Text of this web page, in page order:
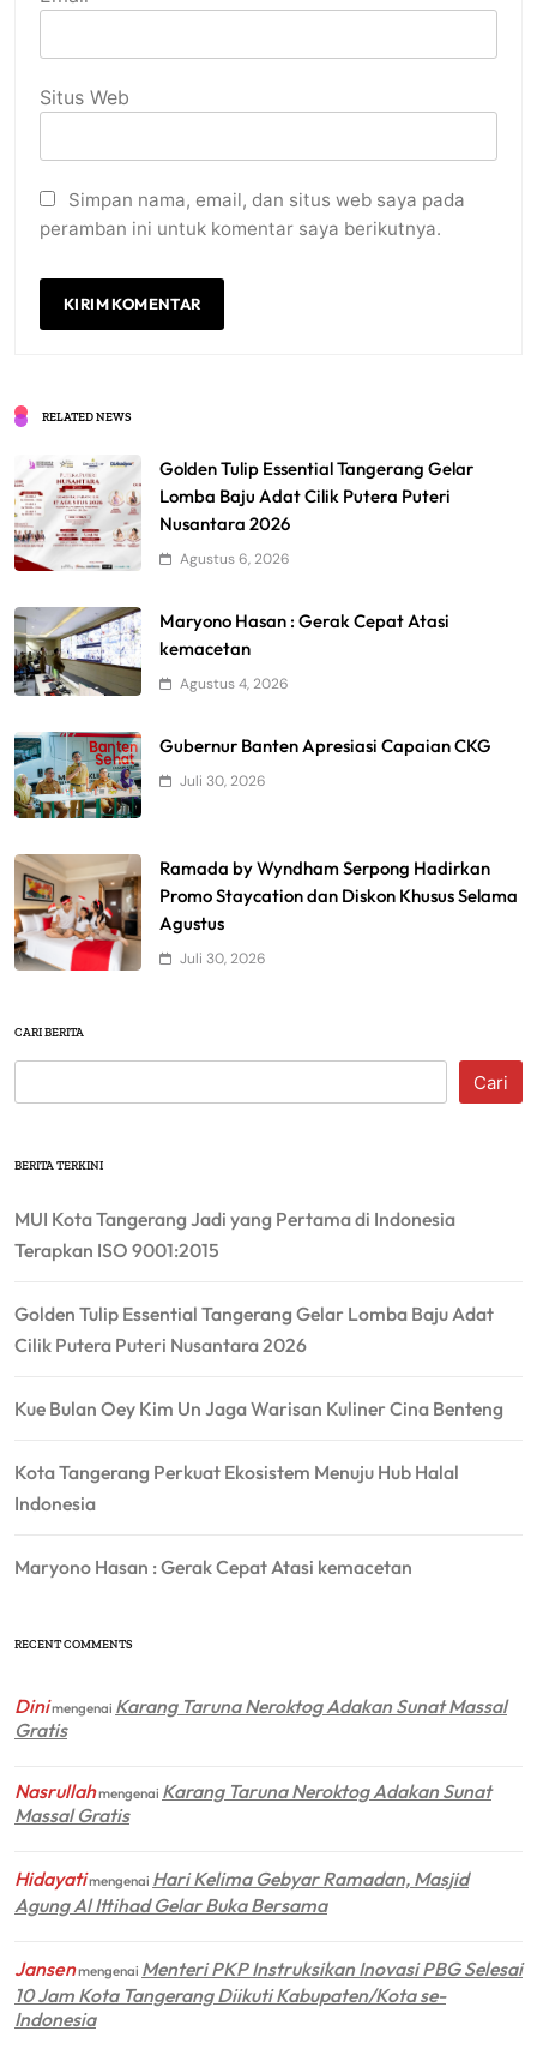
Situs Web
Simpan nama, email, dan situs web saya pada
peramban ini untuk komentar saya berikutnya.
RELATED NEWS
Golden Tulip Essential Tangerang Gelar
Lomba Baju Adat Cilik Putera Puteri
Nusantara 2026
Agustus 6, 2026
Maryono Hasan : Gerak Cepat Atasi
kemacetan
Agustus 4, 2026
Gubernur Banten Apresiasi Capaian CKG
Juli 30, 2026
Ramada by Wyndham Serpong Hadirkan
Promo Staycation dan Diskon Khusus Selama
Agustus
Juli 30, 2026
CARI BERITA
Cari
BERITA TERKINI
MUI Kota Tangerang Jadi yang Pertama di Indonesia
Terapkan ISO 9001:2015
Golden Tulip Essential Tangerang Gelar Lomba Baju Adat
Cilik Putera Puteri Nusantara 2026
Kue Bulan Oey Kim Un Jaga Warisan Kuliner Cina Benteng
Kota Tangerang Perkuat Ekosistem Menuju Hub Halal
Indonesia
Maryono Hasan : Gerak Cepat Atasi kemacetan
RECENT COMMENTS
Dinimengenai Karang Taruna Neroktog Adakan Sunat Massal
Gratis
Nasrullahmengenai Karang Taruna Neroktog Adakan Sunat
Massal Gratis
Hidayatimengenai Hari Kelima Gebyar Ramadan, Masjid
Agung Al Ittihad Gelar Buka Bersama
Jansenmengenai Menteri PKP Instruksikan Inovasi PBG Selesai
10 Jam Kota Tangerang Diikuti Kabupaten/Kota se-
Indonesia